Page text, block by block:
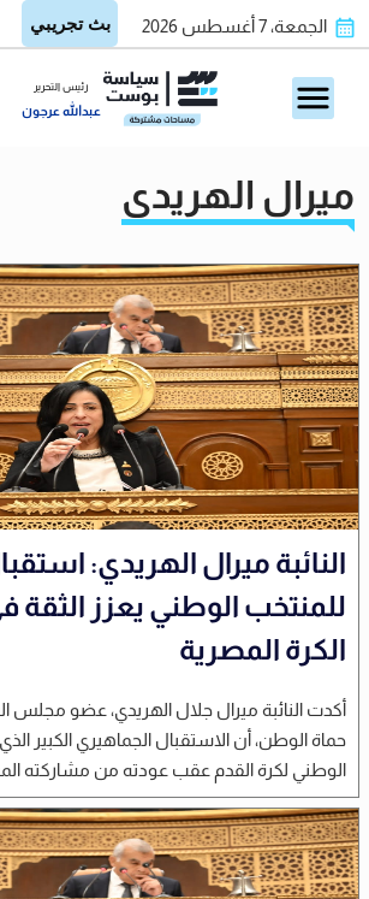
الجمعة، 7 أغسطس 2026
رئيس التحرير
عبدالله عرجون
ميرال الهريدي
النائبة ميرال الهريدي:
للمنتخب الوطني يعزز
الكرة المصرية
أكدت النائبة ميرال جلال الهريدي، عضو
حماة الوطن، أن الاستقبال الجماهيري الكبير
الوطني لكرة القدم عقب عودته من مشاركته